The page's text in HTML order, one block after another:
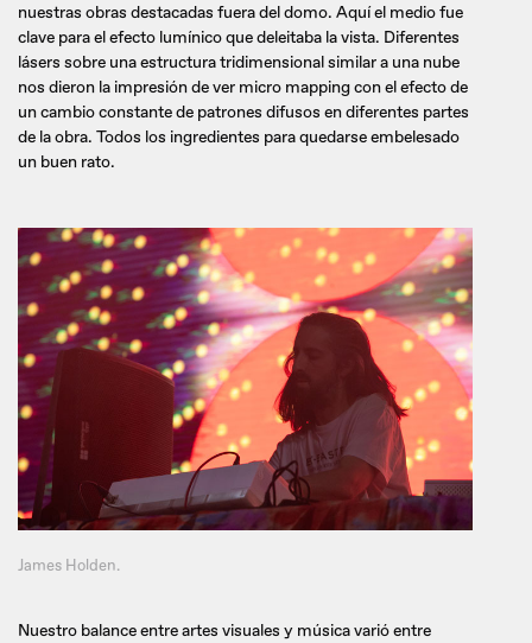
nuestras obras destacadas fuera del domo. Aquí el medio fue
clave para el efecto lumínico que deleitaba la vista. Diferentes
lásers sobre una estructura tridimensional similar a una nube
nos dieron la impresión de ver micro mapping con el efecto de
un cambio constante de patrones difusos en diferentes partes
de la obra. Todos los ingredientes para quedarse embelesado
un buen rato.
James Holden.
Nuestro balance entre artes visuales y música varió entre